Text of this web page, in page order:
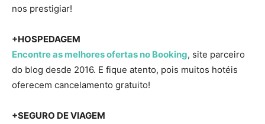
nos prestigiar!
+HOSPEDAGEM
Encontre as melhores ofertas no Booking, site parceiro
do blog desde 2016. E fique atento, pois muitos hotéis
oferecem cancelamento gratuito!
+SEGURO DE VIAGEM